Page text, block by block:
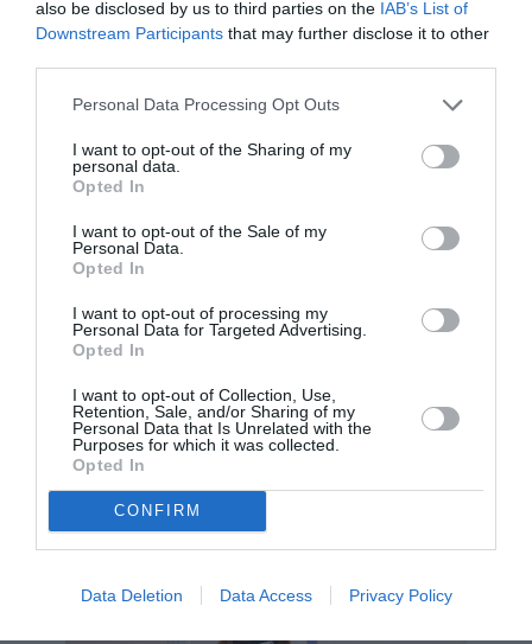
also be disclosed by us to third parties on the IAB’s List of
Downstream Participants that may further disclose it to other
Personal Data Processing Opt Outs
I want to opt-out of the Sharing of my
personal data.
Opted In
I want to opt-out of the Sale of my
Personal Data.
Opted In
I want to opt-out of processing my
Personal Data for Targeted Advertising.
Opted In
I want to opt-out of Collection, Use,
Retention, Sale, and/or Sharing of my
Personal Data that Is Unrelated with the
Purposes for which it was collected.
Opted In
CONFIRM
Data Deletion Data Access Privacy Policy
Getty Images
Αργότερα μέσα στην ημέρα, η Ratajkowski
εντοπίστηκε στο Midtown της Νέας Υόρκης,
αλλά με νέο outfit. Αυτή τη φορά, επέλεξε ένα
μαύρο τοπ με ανοιχτή λαιμόκοψη και
ασύμμετρο τελείωμα από τη σχεδιάστρια Emily
Dawn Long, το οποίο συνδύασε με το κολάν-
κάπρι της Norma Kamali για τη Revolve. Όπως και
στην πρώτη εμφάνιση, οι λεπτομέρειες έκαναν
κουμπιά σε αποχρώσεις του κόκκινου, του μπλε
και του πράσινου.